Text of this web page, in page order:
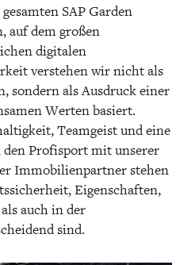
SAP Garden
auf dem großen
digitalen
verstehen wir nicht als
sondern als Ausdruck einer
Werten basiert.
Teamgeist und eine
Profisport mit unserer
Immobilienpartner stehen
Eigenschaften,
auch in der
sind.